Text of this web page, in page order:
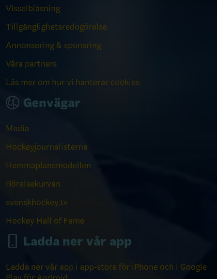
Visselblåsning
Tillgänglighetsredogörelse
Annonsering & sponsring
Våra partners
Läs mer om hur vi hanterar cookies
Genvägar
Media
Hockeyjournalisterna
Hemmaplansmodellen
Rörelsekurvan
svenskhockey.tv
Hockey Hall of Fame
Ladda ner vår app
Ladda ner vår app i app-store för iPhone och i Google